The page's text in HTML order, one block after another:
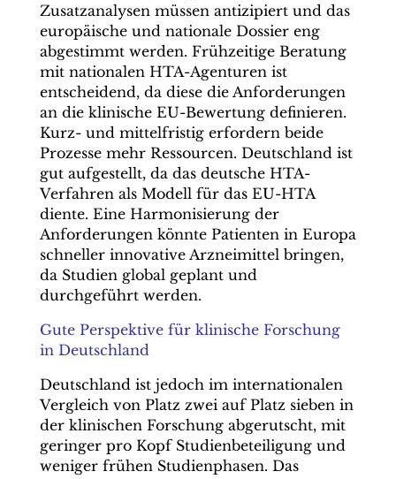
Zusatzanalysen müssen antizipiert und das
europäische und nationale Dossier eng
abgestimmt werden. Frühzeitige Beratung
mit nationalen HTA-Agenturen ist
entscheidend, da diese die Anforderungen
an die klinische EU-Bewertung definieren.
Kurz- und mittelfristig erfordern beide
Prozesse mehr Ressourcen. Deutschland ist
gut aufgestellt, da das deutsche HTA-
Verfahren als Modell für das EU-HTA
diente. Eine Harmonisierung der
Anforderungen könnte Patienten in Europa
schneller innovative Arzneimittel bringen,
da Studien global geplant und
durchgeführt werden.
Gute Perspektive für klinische Forschung
in Deutschland
Deutschland ist jedoch im internationalen
Vergleich von Platz zwei auf Platz sieben in
der klinischen Forschung abgerutscht, mit
geringer pro Kopf Studienbeteiligung und
weniger frühen Studienphasen. Das